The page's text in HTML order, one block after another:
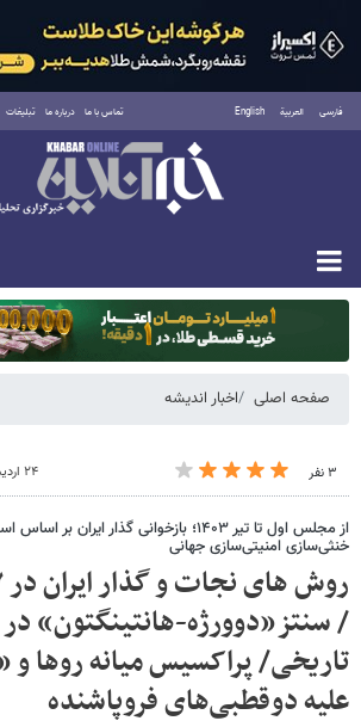
فارسی العربية English تماس با ما درباره ما تبلیغات
یکشنبه ۱۸ مرداد ۱۴۰۵
صفحه اصلی اخبار اندیشه
۳ نفر ۲۴ اردیبهشت ۱۴۰۵ - ۰۹:۳۵
از مجلس اول تا تیر ۱۴۰۳؛ بازخوانی گذار ایران
خنثی‌سازی امنیتی‌سازی جهانی
/ سنتز«دوورژه-هانتینگتون» در
تاریخی/ پراکسیس میانه روها
علیه دوقطبی‌های فروپاشنده